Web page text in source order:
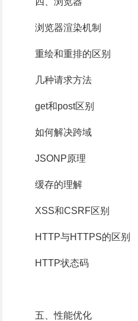
浏览器渲染机制
重绘和重排的区别
几种请求方法
get和post区别
如何解决跨域
JSONP原理
缓存的理解
XSS和CSRF区别
HTTP与HTTPS的区别
HTTP状态码
五、性能优化